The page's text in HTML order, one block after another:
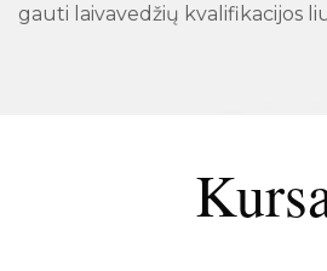
gauti laivavedžių kvalifikacijos